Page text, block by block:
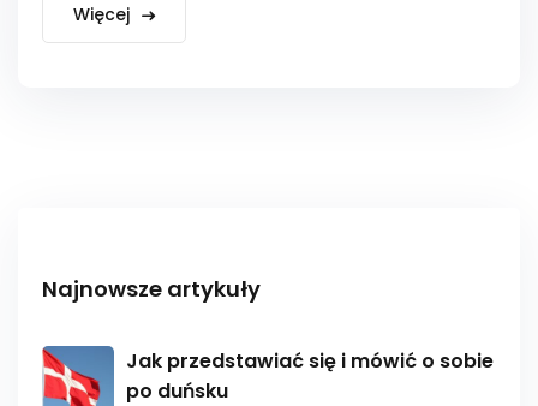
Więcej
Najnowsze artykuły
Jak przedstawiać się i mówić o sobie
po duńsku